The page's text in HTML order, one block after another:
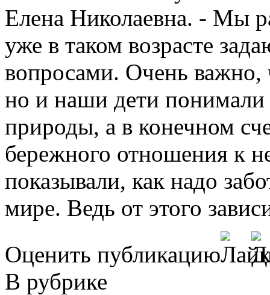
Елена Николаевна. - Мы
уже в таком возрасте
вопросами. Очень важно,
но и наши дети
природы, а в конечном
бережного отношения к
показывали, как надо
мире. Ведь от этого
Оценить публикацию
В рубрике